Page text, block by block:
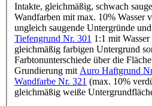
Intakte, gleichmäßig, schwach
Wandfarben mit max. 10% Wasser
ungleich saugende Untergründe
Tiefengrund Nr. 301 1:1 mit
gleichmäßig farbigen Untergrund
Farbtonunterschiede über die
Grundierung mit Auro Haftgrund
Wandfarbe Nr. 321 (max. 10%
gleichmäßig weiße